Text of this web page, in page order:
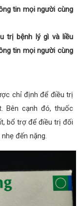
tin mọi người cùng
trị bệnh lý gì và liều
tin mọi người cùng
chỉ định để điều trị
Bên cạnh đó, thuốc
bổ trợ để điều trị đối
đến nặng.